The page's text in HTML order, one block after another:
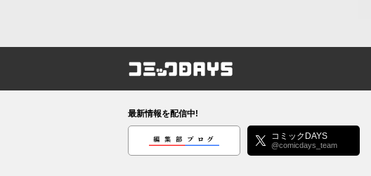
コミックDAYS
最新情報を配信中!
編集部ブログ コミックDAYS
@comicdays_team